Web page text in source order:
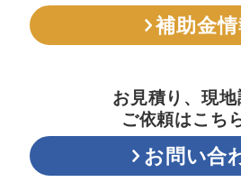
補助金
お見積り、現
ご依頼はこち
お問い合